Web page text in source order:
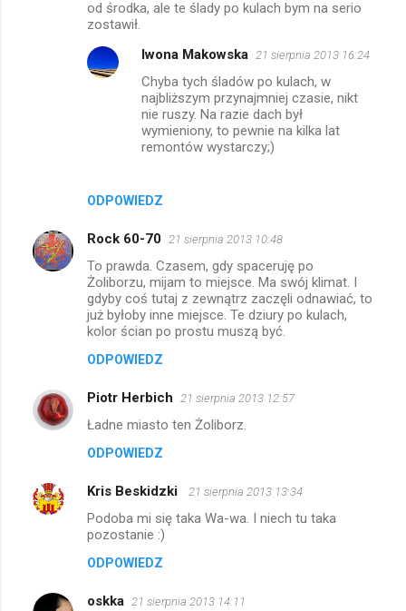
od środka, ale te ślady po kulach bym na serio
zostawił.
ODPOWIEDZ
Iwona Makowska 21 sierpnia 2013 16:24
Chyba tych śladów po kulach, w
najbliższym przynajmniej czasie, nikt
nie ruszy. Na razie dach był
wymieniony, to pewnie na kilka lat
remontów wystarczy;)
Rock 60-70 21 sierpnia 2013 10:48
To prawda. Czasem, gdy spaceruję po
Żoliborzu, mijam to miejsce. Ma swój klimat. I
gdyby coś tutaj z zewnątrz zaczęli odnawiać, to
już byłoby inne miejsce. Te dziury po kulach,
kolor ścian po prostu muszą być.
ODPOWIEDZ
Piotr Herbich 21 sierpnia 2013 12:57
Ładne miasto ten Żoliborz.
ODPOWIEDZ
Kris Beskidzki 21 sierpnia 2013 13:34
Podoba mi się taka Wa-wa. I niech tu taka
pozostanie :)
ODPOWIEDZ
oskka 21 sierpnia 2013 14:11